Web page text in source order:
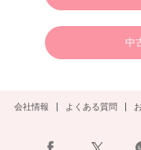
2025.01.22
N様 2025年3月 ウェディング
2024.08.30
中
会社情報 よくある質問